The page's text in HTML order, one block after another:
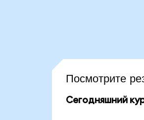
Посмотрите
Сегодняшний